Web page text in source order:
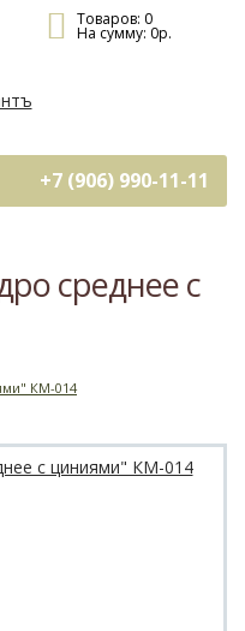
Товаров: 0
На сумму: 0р.
+7 (906) 990-11-11
среднее с
КМ-014